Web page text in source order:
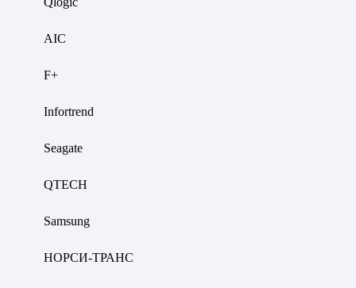
AIC
F+
Infortrend
Seagate
QTECH
Samsung
НОРСИ-ТРАНС